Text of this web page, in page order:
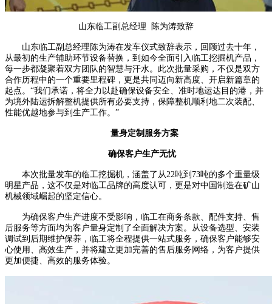
山东临工副总经理 陈为涛致辞
山东临工副总经理陈为涛在发车仪式致辞表示，回顾过去十年，
从最初的生产辅助环节设备替换，到如今全面引入临工挖掘机产品，
每一步都凝聚着双方团队的智慧与汗水。此次批量采购，不仅是双方
合作历程中的一个重要里程碑，更是共同迈向新高度、开启新篇章的
起点。“我们承诺，将全力以赴确保设备安全、准时地运达目的港，并
为境外陆运拆解整机提供所有必要支持，保障整机顺利地二次装配、
性能优越地参与到生产工作。”
量身定制服务方案
确保客户生产无忧
本次批量发车的临工挖掘机，涵盖了从22吨到73吨的多个重量级
明星产品，这不仅是对临工品牌的高度认可，更是对中国制造在矿山
机械领域崛起的坚定信心。
为确保客户生产进度不受影响，临工在商务条款、配件支持、售
后服务等方面均为客户量身定制了全面解决方案。从设备选型、安装
调试到后期维护保养，临工将全程提供一站式服务，确保客户能够安
心使用、高效生产，并将建立更加完善的售后服务网络，为客户提供
更加便捷、高效的服务体验。